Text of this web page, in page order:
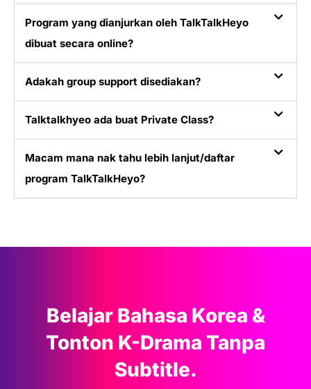
Program yang dianjurkan oleh TalkTalkHeyo
dibuat secara online?
Adakah group support disediakan?
Talktalkhyeo ada buat Private Class?
Macam mana nak tahu lebih lanjut/daftar
program TalkTalkHeyo?
Belajar Bahasa Korea &
Tonton K-Drama Tanpa
Subtitle.